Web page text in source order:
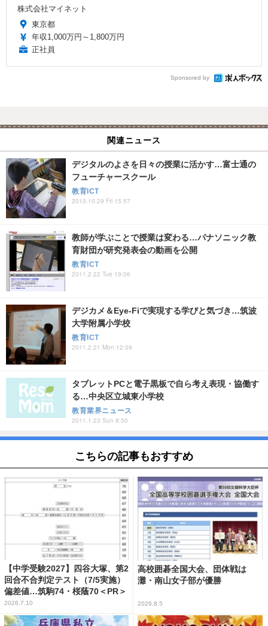
株式会社マイネット
東京都
年収1,000万円～1,800万円
正社員
Sponsored by
関連ニュース
デジタルのよさを日々の授業に活かす…富士通の
フューチャースクール
教育ICT
2010.10.29 Fri 15:57
教師が学ぶことで授業は変わる…パナソニック教
育財団が研究発表会の動画を公開
教育ICT
2011.2.22 Tue 19:06
デジカメ＆Eye-Fiで実現する学びと気づき…筑波
大学附属小学校
教育ICT
2011.2.21 Mon 12:09
タブレットPCと電子黒板で自ら考え表現・協働す
る…中央区立城東小学校
教育業界ニュース
2011.1.23 Sun 8:50
こちらの記事もおすすめ
【中学受験2027】四谷大塚、第2
回合不合判定テスト（7/5実施）
偏差値…筑駒74・桜蔭70＜PR＞
2026.7.10
高校囲碁全国大会、団体戦は
灘・南山女子部が優勝
2026.8.5